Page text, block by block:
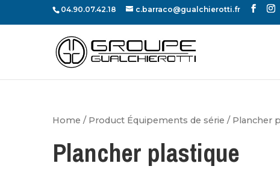
04.90.07.42.18 c.barraco@gualchierotti.fr
Home / Product Équipements de série / Plancher
Plancher plastique